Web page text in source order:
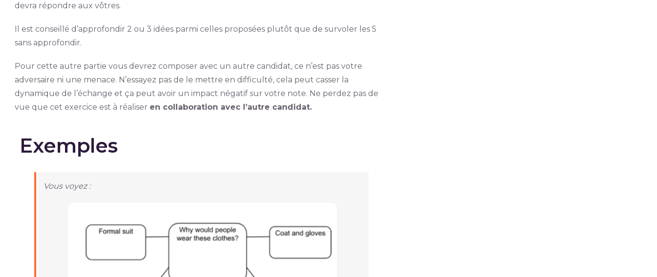
devra répondre aux vôtres.
Il est conseillé d’approfondir 2 ou 3 idées parmi celles proposées plutôt que de survoler les 5
sans approfondir.
Pour cette autre partie vous devrez composer avec un autre candidat, ce n’est pas votre
adversaire ni une menace. N’essayez pas de le mettre en difficulté, cela peut casser la
dynamique de l’échange et ça peut avoir un impact négatif sur votre note. Ne perdez pas de
vue que cet exercice est à réaliser en collaboration avec l’autre candidat.
Exemples
Vous voyez :